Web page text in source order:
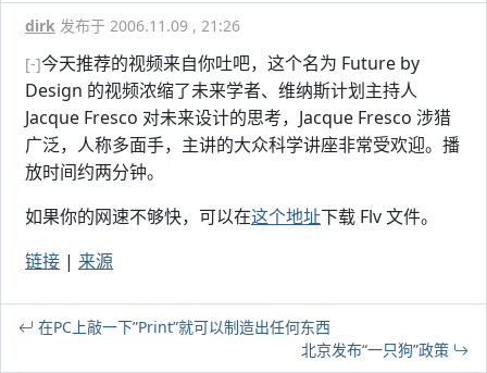
dirk 发布于 2006.11.09 , 21:26
[-]今天推荐的视频来自你吐吧，这个名为 Future by
Design 的视频浓缩了未来学者、维纳斯计划主持人
Jacque Fresco 对未来设计的思考，Jacque Fresco 涉猎
广泛，人称多面手，主讲的大众科学讲座非常受欢迎。播
放时间约两分钟。
如果你的网速不够快，可以在这个地址下载 Flv 文件。
链接 | 来源
在PC上敲一下”Print”就可以制造出任何东西
北京发布“一只狗”政策